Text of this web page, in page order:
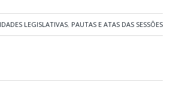
LEGISLATIVAS, PAUTAS E ATAS DAS SESSÕES